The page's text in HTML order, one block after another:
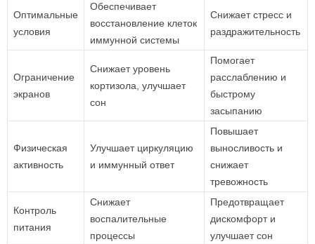
Оптимальные
условия
Обеспечивает
восстановление клеток
иммунной системы
Снижает стресс и
раздражительность
Ограничение
экранов
Снижает уровень
кортизола, улучшает
сон
Помогает
расслаблению и
быстрому
засыпанию
Физическая
активность
Улучшает циркуляцию
и иммунный ответ
Повышает
выносливость и
снижает
тревожность
Контроль
питания
Снижает
воспалительные
процессы
Предотвращает
дискомфорт и
улучшает сон